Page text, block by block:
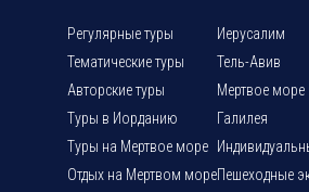
Регулярные туры
Тематические туры
Авторские туры
Туры в Иорданию
Туры на Мертвое море
Отдых на Мертвом море
Иерусалим
Тель-Авив
Мертвое море
Галилея
Пешеходные